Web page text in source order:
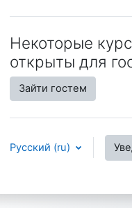
Некоторые
открыты для
Зайти гостем
Русский ‎(ru)‎